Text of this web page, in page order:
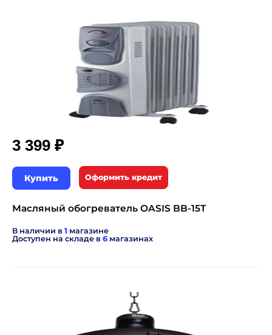
3 399 ₽
Купить Оформить кредит
Масляный обогреватель OASIS BB-15T
В наличии в 1 магазине
Доступен на складе в 6 магазинах